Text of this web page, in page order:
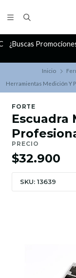
¿Buscas
Inicio
Herramientas Medición Y
FORTE
Escuadra
PRECIO
$32.900
SKU: 13639